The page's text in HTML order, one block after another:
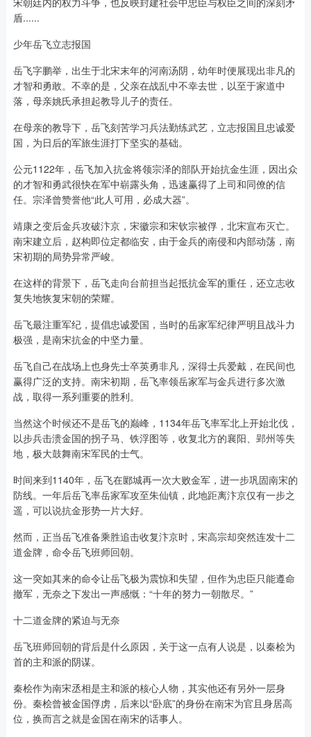
盾......
少年岳飞立志报国
岳飞字鹏举，出生于北宋末年的河南汤阴，幼年时便展现出非凡的
才智和勇敢。不幸的是，父亲在战乱中不幸去世，以至于家道中
落，母亲姚氏承担起教导儿子的责任。
在母亲的教导下，岳飞刻苦学习兵法勤练武艺，立志报国且忠诚爱
国，为日后的军旅生涯打下坚实的基础。
公元1122年，岳飞加入抗金将领宗泽的部队开始抗金生涯，因出众
的才智和勇武很快在军中崭露头角，迅速赢得了上司和同僚的信
任。宗泽曾赞誉他“此人可用，必成大器”。
靖康之变后金兵攻破汴京，宋徽宗和宋钦宗被俘，北宋宣布灭亡。
南宋建立后，赵构即位定都临安，由于金兵的南侵和内部动荡，南
宋初期的局势异常严峻。
在这样的背景下，岳飞走向台前担当起抵抗金军的重任，还立志收
复失地恢复宋朝的荣耀。
岳飞最注重军纪，提倡忠诚爱国，当时的岳家军纪律严明且战斗力
极强，是南宋抗金的中坚力量。
岳飞自己在战场上也身先士卒英勇非凡，深得士兵爱戴，在民间也
赢得广泛的支持。南宋初期，岳飞率领岳家军与金兵进行多次激
战，取得一系列重要的胜利。
当然这个时候还不是岳飞的巅峰，1134年岳飞率军北上开始北伐，
以步兵击溃金国的拐子马、铁浮图等，收复北方的襄阳、郢州等失
地，极大鼓舞南宋军民的士气。
时间来到1140年，岳飞在郾城再一次大败金军，进一步巩固南宋的
防线。一年后岳飞率岳家军攻至朱仙镇，此地距离汴京仅有一步之
遥，可以说抗金形势一片大好。
然而，正当岳飞准备乘胜追击收复汴京时，宋高宗却突然连发十二
道金牌，命令岳飞班师回朝。
这一突如其来的命令让岳飞极为震惊和失望，但作为忠臣只能遵命
撤军，无奈之下发出一声感慨：“十年的努力一朝散尽。”
十二道金牌的紧迫与无奈
岳飞班师回朝的背后是什么原因，关于这一点有人说是，以秦桧为
首的主和派的阴谋。
秦桧作为南宋丞相是主和派的核心人物，其实他还有另外一层身
份。秦桧曾被金国俘虏，后来以“卧底”的身份在南宋为官且身居高
位，换而言之就是金国在南宋的话事人。